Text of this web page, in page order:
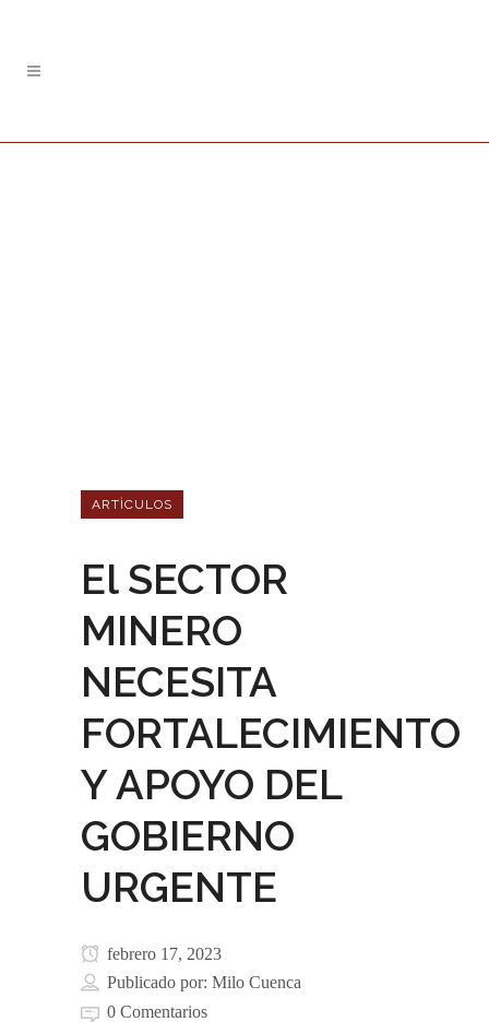
ARTÌCULOS
El SECTOR
MINERO
NECESITA
FORTALECIMIENTO
Y APOYO DEL
GOBIERNO
URGENTE
febrero 17, 2023
Publicado por: Milo Cuenca
0 Comentarios